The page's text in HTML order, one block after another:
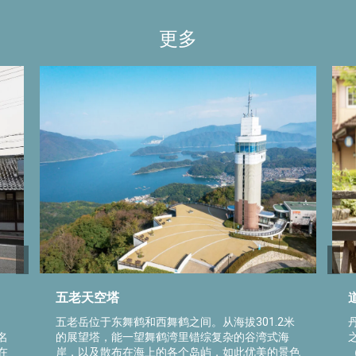
更多
五老天空塔
五老岳位于东舞鹤和西舞鹤之间。从海拔301.2米
的展望塔，能一望舞鹤湾里错综复杂的谷湾式海
岸，以及散布在海上的各个岛屿，如此优美的景色